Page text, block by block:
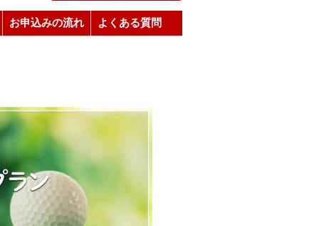
お申込みの流れ よくある質問